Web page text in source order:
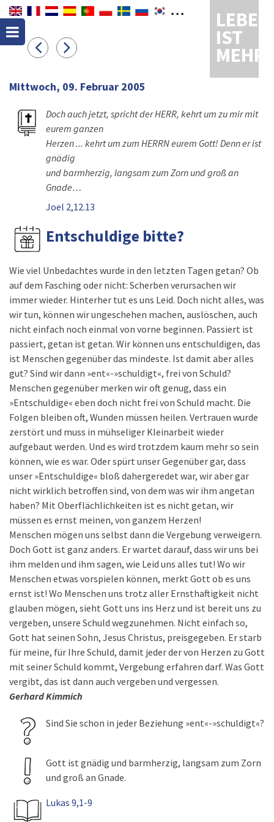
LEBEN
IST
MEHR
Mittwoch, 09. Februar 2005
Doch auch jetzt, spricht der HERR, kehrt um zu mir mit
eurem ganzen
Herzen ... kehrt um zum HERRN eurem Gott! Denn er ist
gnädig
und barmherzig, langsam zum Zorn und groß an
Gnade…
Joel 2,12.13
Entschuldige bitte?
Wie viel Unbedachtes wurde in den letzten Tagen getan? Ob
auf dem Fasching oder nicht: Scherben verursachen wir
immer wieder. Hinterher tut es uns Leid. Doch nicht alles, was
wir tun, können wir ungeschehen machen, auslöschen, auch
nicht einfach noch einmal von vorne beginnen. Passiert ist
passiert, getan ist getan. Wir können uns entschuldigen, das
ist Menschen gegenüber das mindeste. Ist damit aber alles
gut? Sind wir dann »ent«-»schuldigt«, frei von Schuld?
Menschen gegenüber merken wir oft genug, dass ein
»Entschuldige« eben doch nicht frei von Schuld macht. Die
Folgen bleiben oft, Wunden müssen heilen. Vertrauen wurde
zerstört und muss in mühseliger Kleinarbeit wieder
aufgebaut werden. Und es wird trotzdem kaum mehr so sein
können, wie es war. Oder spürt unser Gegenüber gar, dass
unser »Entschuldige« bloß dahergeredet war, wir aber gar
nicht wirklich betroffen sind, von dem was wir ihm angetan
haben? Mit Oberflächlichkeiten ist es nicht getan, wir
müssen es ernst meinen, von ganzem Herzen!
Menschen mögen uns selbst dann die Vergebung verweigern.
Doch Gott ist ganz anders. Er wartet darauf, dass wir uns bei
ihm melden und ihm sagen, wie Leid uns alles tut! Wo wir
Menschen etwas vorspielen können, merkt Gott ob es uns
ernst ist! Wo Menschen uns trotz aller Ernsthaftigkeit nicht
glauben mögen, sieht Gott uns ins Herz und ist bereit uns zu
vergeben, unsere Schuld wegzunehmen. Nicht einfach so,
Gott hat seinen Sohn, Jesus Christus, preisgegeben. Er starb
für meine, für Ihre Schuld, damit jeder der von Herzen zu Gott
mit seiner Schuld kommt, Vergebung erfahren darf. Was Gott
vergibt, das ist dann auch vergeben und vergessen.
Gerhard Kimmich
Sind Sie schon in jeder Beziehung »ent«-»schuldigt«?
Gott ist gnädig und barmherzig, langsam zum Zorn
und groß an Gnade.
Lukas 9,1-9